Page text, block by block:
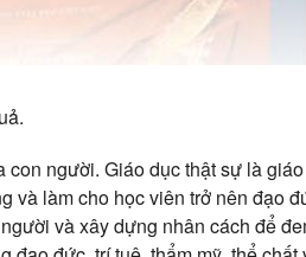
người. Giáo dục thật sự là
và làm cho học viên trở nên đạo
và xây dựng nhân cách để